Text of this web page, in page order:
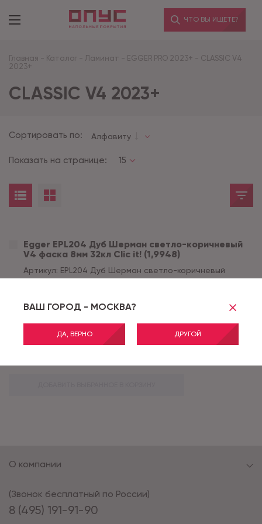
ВАШ ГОРОД - МОСКВА?
ДА, ВЕРНО ДРУГОЙ
ЧТО ВЫ ИЩЕТЕ?
Главная - Каталог - Ламинат - EGGER PRO 2023+ - CLASSIC V4
2023+
CLASSIC V4 2023+
Сортировать по: Алфавиту
Показать на странице: 15
Egger EPL204 Дуб Шерман светло-коричневый
V4 фаска 8мм 32кл Clic it! (1,9948)
Артикул: EPL204 Дуб Шерман светло-коричневый
8 (495) 191-91-90
(Звонок бесплатный по России)
О компании